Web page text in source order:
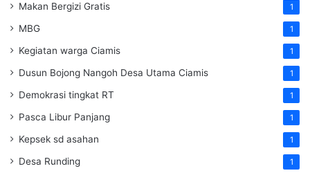
Makan Bergizi Gratis 1
MBG 1
Kegiatan warga Ciamis 1
Dusun Bojong Nangoh Desa Utama Ciamis 1
Demokrasi tingkat RT 1
Pasca Libur Panjang 1
Kepsek sd asahan 1
Desa Runding 1